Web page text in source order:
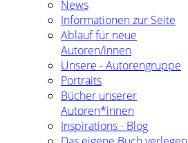
News
Informationen zur Seite
Ablauf für neue
Autoren/innen
Unsere - Autorengruppe
Portraits
Bücher unserer
Autoren*innen
Inspirations - Blog